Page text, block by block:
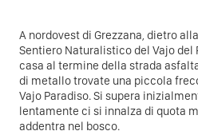
A nordovest di Grezzana, dietro
Sentiero Naturalistico del Vajo
casa al termine della strada
di metallo trovate una piccola
Vajo Paradiso. Si supera
lentamente ci si innalza di quota
addentra nel bosco.